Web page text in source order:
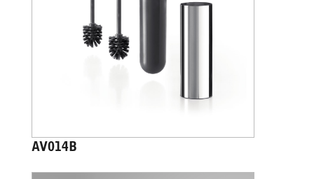
AV014B